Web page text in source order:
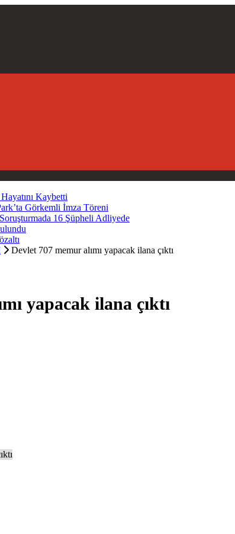
Kaybetti
Görkemli İmza Töreni
16 Şüpheli Adliyede
Devlet 707 memur alımı yapacak ilana çıktı
yapacak ilana çıktı